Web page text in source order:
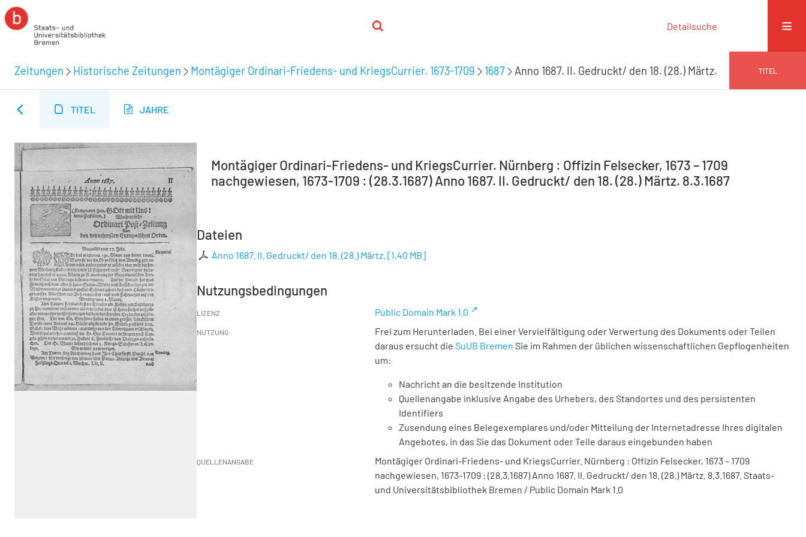
Detailsuche
Zeitungen Historische Zeitungen Montägiger Ordinari-Friedens- und KriegsCurrier. 1673-1709 1687 Anno 1687. II. Gedruckt/ den 18. (28.) Märtz. TITEL
TITEL JAHRE
Montägiger Ordinari-Friedens- und KriegsCurrier. Nürnberg : Offizin Felsecker, 1673 – 1709
nachgewiesen, 1673-1709 : (28.3.1687) Anno 1687. II. Gedruckt/ den 18. (28.) Märtz. 8.3.1687
Dateien
Anno 1687. II. Gedruckt/ den 18. (28.) Märtz. [1,40 MB]
Nutzungsbedingungen
LIZENZ Public Domain Mark 1.0
NUTZUNG
Frei zum Herunterladen. Bei einer Vervielfältigung oder Verwertung des Dokuments oder Teilen
daraus ersucht die SuUB Bremen Sie im Rahmen der üblichen wissenschaftlichen Gepflogenheiten
um:
Nachricht an die besitzende Institution
Quellenangabe inklusive Angabe des Urhebers, des Standortes und des persistenten
Identifiers
Zusendung eines Belegexemplares und/oder Mitteilung der Internetadresse Ihres digitalen
Angebotes, in das Sie das Dokument oder Teile daraus eingebunden haben
QUELLENANGABE
Montägiger Ordinari-Friedens- und KriegsCurrier. Nürnberg : Offizin Felsecker, 1673 – 1709
nachgewiesen, 1673-1709 : (28.3.1687) Anno 1687. II. Gedruckt/ den 18. (28.) Märtz. 8.3.1687. Staats-
und Universitätsbibliothek Bremen / Public Domain Mark 1.0